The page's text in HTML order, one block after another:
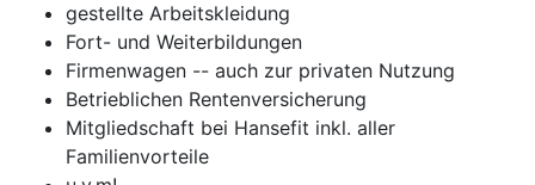
gestellte Arbeitskleidung
Fort- und Weiterbildungen
Firmenwagen -- auch zur privaten Nutzung
Betrieblichen Rentenversicherung
Mitgliedschaft bei Hansefit inkl. aller
Familienvorteile